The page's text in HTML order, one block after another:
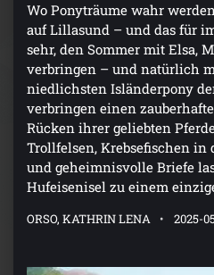
Wo Ponyträume wahr
auf Lillasund – und das für
sehr, den Sommer mit Elsa,
verbringen – und natürlich
niedlichsten Isländerpony
verbringen einen
Rücken ihrer geliebten
Trollfelsen, Krebsefischen
und geheimnisvolle Briefe
Hufeisenisel zu einem
ORSO, KATHRIN LENA 2025-